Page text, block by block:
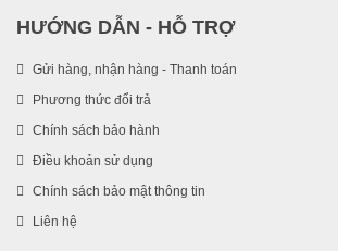
HƯỚNG DẪN - HỖ TRỢ
Gửi hàng, nhận hàng - Thanh toán
Phương thức đổi trả
Chính sách bảo hành
Điều khoản sử dụng
Chính sách bảo mật thông tin
Liên hệ